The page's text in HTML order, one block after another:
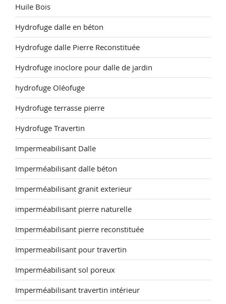
Huile Bois
Hydrofuge dalle en béton
Hydrofuge dalle Pierre Reconstituée
Hydrofuge inoclore pour dalle de jardin
hydrofuge Oléofuge
Hydrofuge terrasse pierre
Hydrofuge Travertin
Impermeabilisant Dalle
Imperméabilisant dalle béton
Imperméabilisant granit exterieur
imperméabilisant pierre naturelle
Imperméabilisant pierre reconstituée
Impermeabilisant pour travertin
Imperméabilisant sol poreux
Imperméabilisant travertin intérieur